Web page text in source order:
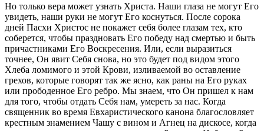
Но только вера может узнать Христа. Наши глаза не могут Его
увидеть, наши руки не могут Его коснуться. После сорока
дней Пасхи Христос не покажет себя более глазам тех, кто
соберется, чтобы праздновать Его победу над смертью и быть
причастниками Его Воскресения. Или, если выразиться
точнее, Он явит Себя снова, но это будет под видом этого
Хлеба ломимого и этой Крови, изливаемой во оставление
грехов, которые говорят так же ясно, как раны на Его руках
или прободенное Его ребро. Мы знаем, что Он пришел к нам
для того, чтобы отдать Себя нам, умереть за нас. Когда
священник во время Евхаристического канона благословляет
крестным знамением Чашу с вином и Агнец на дискосе, когда